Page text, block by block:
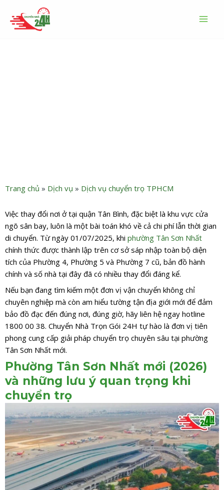
Trang chủ » Dịch vụ » Dịch vụ chuyển trọ TPHCM
Việc thay đổi nơi ở tại quận Tân Bình, đặc biệt là khu vực cửa
ngõ sân bay, luôn là một bài toán khó về cả chi phí lẫn thời gian
di chuyển. Từ ngày 01/07/2025, khi phường Tân Sơn Nhất
chính thức được thành lập trên cơ sở sáp nhập toàn bộ diện
tích của Phường 4, Phường 5 và Phường 7 cũ, bản đồ hành
chính và số nhà tại đây đã có nhiều thay đổi đáng kể.
Nếu bạn đang tìm kiếm một đơn vị vận chuyển không chỉ
chuyên nghiệp mà còn am hiểu tường tận địa giới mới để đảm
bảo đồ đạc đến đúng nơi, đúng giờ, hãy liên hệ ngay hotline
1800 00 38. Chuyển Nhà Trọn Gói 24H tự hào là đơn vị tiên
phong cung cấp giải pháp chuyển trọ chuyên sâu tại phường
Tân Sơn Nhất mới.
Phường Tân Sơn Nhất mới (2026)
và những lưu ý quan trọng khi
chuyển trọ